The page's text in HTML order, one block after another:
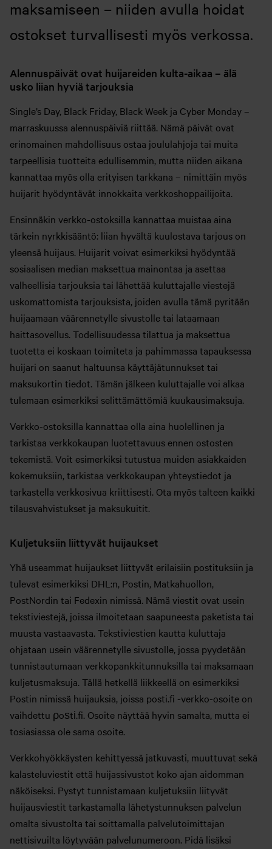
maksamiseen – niiden avulla hoidat
ostokset turvallisesti myös verkossa.
Alennuspäivät ovat huijareiden kulta-aikaa – älä
usko liian hyviä tarjouksia
Single’s Day, Black Friday, Black Week ja Cyber Monday –
marraskuussa alennuspäiviä riittää. Nämä päivät ovat
erinomainen mahdollisuus ostaa joululahjoja tai muita
tarpeellisia tuotteita edullisemmin, mutta niiden aikana
kannattaa myös olla erityisen tarkkana – nimittäin myös
huijarit hyödyntävät innokkaita verkkoshoppailijoita.
Ensinnäkin verkko-ostoksilla kannattaa muistaa aina
tärkein nyrkkisääntö: liian hyvältä kuulostava tarjous on
yleensä huijaus. Huijarit voivat esimerkiksi hyödyntää
sosiaalisen median maksettua mainontaa ja asettaa
valheellisia tarjouksia tai lähettää kuluttajalle viestejä
uskomattomista tarjouksista, joiden avulla tämä pyritään
huijaamaan väärennetylle sivustolle tai lataamaan
haittasovellus. Todellisuudessa tilattua ja maksettua
tuotetta ei koskaan toimiteta ja pahimmassa tapauksessa
huijari on saanut haltuunsa käyttäjätunnukset tai
maksukortin tiedot. Tämän jälkeen kuluttajalle voi alkaa
tulemaan esimerkiksi selittämättömiä kuukausimaksuja.
Verkko-ostoksilla kannattaa olla aina huolellinen ja
tarkistaa verkkokaupan luotettavuus ennen ostosten
tekemistä. Voit esimerkiksi tutustua muiden asiakkaiden
kokemuksiin, tarkistaa verkkokaupan yhteystiedot ja
tarkastella verkkosivua kriittisesti. Ota myös talteen kaikki
tilausvahvistukset ja maksukuitit.
Kuljetuksiin liittyvät huijaukset
Yhä useammat huijaukset liittyvät erilaisiin postituksiin ja
tulevat esimerkiksi DHL:n, Postin, Matkahuollon,
PostNordin tai Fedexin nimissä. Nämä viestit ovat usein
tekstiviestejä, joissa ilmoitetaan saapuneesta paketista tai
muusta vastaavasta. Tekstiviestien kautta kuluttaja
ohjataan usein väärennetylle sivustolle, jossa pyydetään
tunnistautumaan verkkopankkitunnuksilla tai maksamaan
kuljetusmaksuja. Tällä hetkellä liikkeellä on esimerkiksi
Postin nimissä huijauksia, joissa posti.fi -verkko-osoite on
vaihdettu ρoѕtі.fi. Osoite näyttää hyvin samalta, mutta ei
tosiasiassa ole sama osoite.
Verkkohyökkäysten kehittyessä jatkuvasti, muuttuvat sekä
kalasteluviestit että huijassivustot koko ajan aidomman
näköiseksi. Pystyt tunnistamaan kuljetuksiin liityvät
huijausviestit tarkastamalla lähetystunnuksen palvelun
omalta sivustolta tai soittamalla palvelutoimittajan
nettisivuilta löytyvään palvelunumeroon. Pidä lisäksi